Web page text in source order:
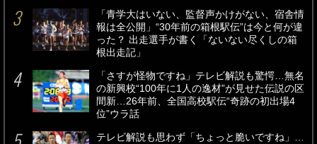
「青学大はいない、監督声かけがない、宿舎情
報は全公開」“30年前の箱根駅伝”は今と何が違
った？ 出走選手が書く「ないない尽くしの箱
根出走記」
「さすが怪物ですね」テレビ解説も驚愕…無名
の新興校“100年に1人の逸材”が見せた伝説の区
間新…26年前、全国高校駅伝“奇跡の初出場4
位”ウラ話
テレビ解説も思わず「ちょっと脆いですね」…